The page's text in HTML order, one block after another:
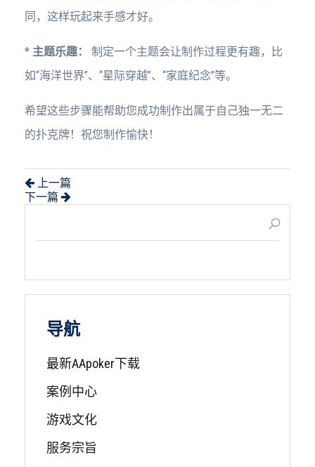
同，这样玩起来手感才好。
* 主题乐趣：
制定一个主题会让制作过程更有趣，比
如“海洋世界”、“星际穿越”、“家庭纪念”等。
希望这些步骤能帮助您成功制作出属于自己独一无二
的扑克牌！祝您制作愉快！
上一篇
下一篇
导航
最新AApoker下载
案例中心
游戏文化
服务宗旨